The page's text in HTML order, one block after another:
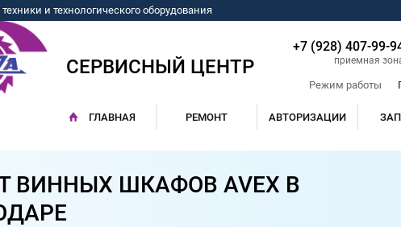
и технологического оборудования
СЕРВИСНЫЙ ЦЕНТР
+7 (928) 407-99-
приемная
Режим работы
ГЛАВНАЯ РЕМОНТ АВТОРИЗАЦИИ
ВИННЫХ ШКАФОВ AVEX В